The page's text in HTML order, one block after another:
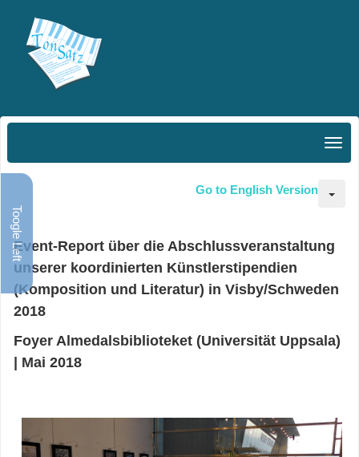
Toogle Left
Go to English Version
Event-Report über die Abschlussveranstaltung
unserer koordinierten Künstlerstipendien
(Komposition und Literatur) in Visby/Schweden
2018
Foyer Almedalsbiblioteket (Universität Uppsala)
| Mai 2018